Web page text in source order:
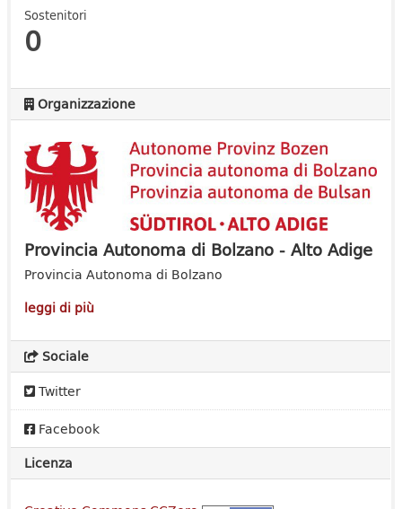
Sostenitori
0
Organizzazione
Provincia Autonoma di Bolzano - Alto Adige
Provincia Autonoma di Bolzano
leggi di più
Sociale
Twitter
Facebook
Licenza